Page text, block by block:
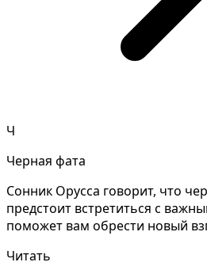
Ч
Черная фата
Сонник Орусса говорит, что
предстоит встретиться с
поможет вам обрести новый
Читать